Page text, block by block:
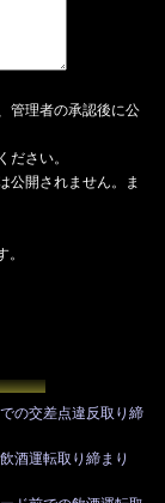
管理者の承認後に公
ださい。
公開されません。ま
の交差点違反取り締
酒運転取り締まり